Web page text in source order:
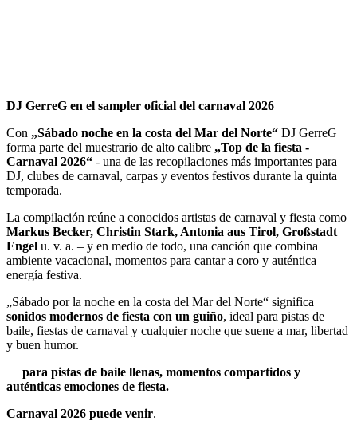
DJ GerreG en el sampler oficial del carnaval 2026
Con „Sábado noche en la costa del Mar del Norte“ DJ GerreG
forma parte del muestrario de alto calibre „Top de la fiesta -
Carnaval 2026“ - una de las recopilaciones más importantes para
DJ, clubes de carnaval, carpas y eventos festivos durante la quinta
temporada.
La compilación reúne a conocidos artistas de carnaval y fiesta como
Markus Becker, Christin Stark, Antonia aus Tirol, Großstadt
Engel u. v. a. – y en medio de todo, una canción que combina
ambiente vacacional, momentos para cantar a coro y auténtica
energía festiva.
„Sábado por la noche en la costa del Mar del Norte“ significa
sonidos modernos de fiesta con un guiño, ideal para pistas de
baile, fiestas de carnaval y cualquier noche que suene a mar, libertad
y buen humor.
para pistas de baile llenas, momentos compartidos y
auténticas emociones de fiesta.
Carnaval 2026 puede venir.